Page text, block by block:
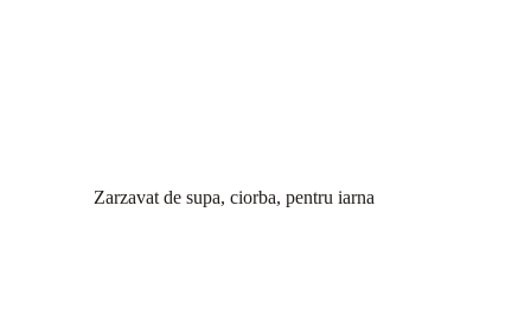
Zarzavat de supa, ciorba, pentru iarna